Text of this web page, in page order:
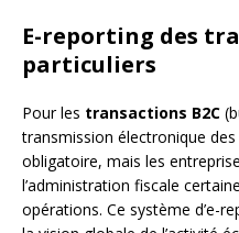
E-reporting des
particuliers
Pour les transactions B2C
transmission électronique
obligatoire, mais les
l’administration fiscale
opérations. Ce système d’e-